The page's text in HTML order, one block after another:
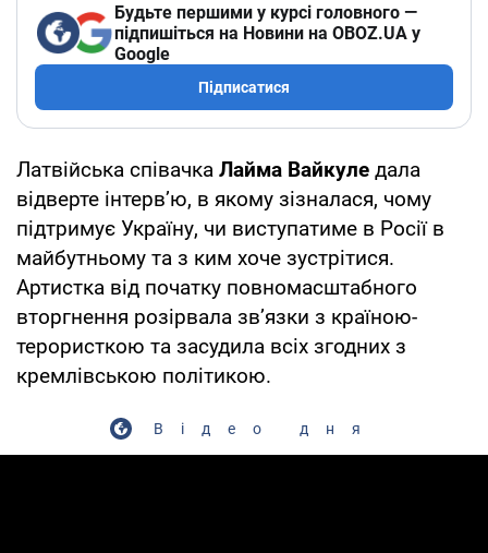
Будьте першими у курсі головного —
підпишіться на Новини на OBOZ.UA у
Google
Підписатися
Латвійська співачка Лайма Вайкуле дала
відверте інтервʼю, в якому зізналася, чому
підтримує Україну, чи виступатиме в Росії в
майбутньому та з ким хоче зустрітися.
Артистка від початку повномасштабного
вторгнення розірвала звʼязки з країною-
терористкою та засудила всіх згодних з
кремлівською політикою.
Відео дня